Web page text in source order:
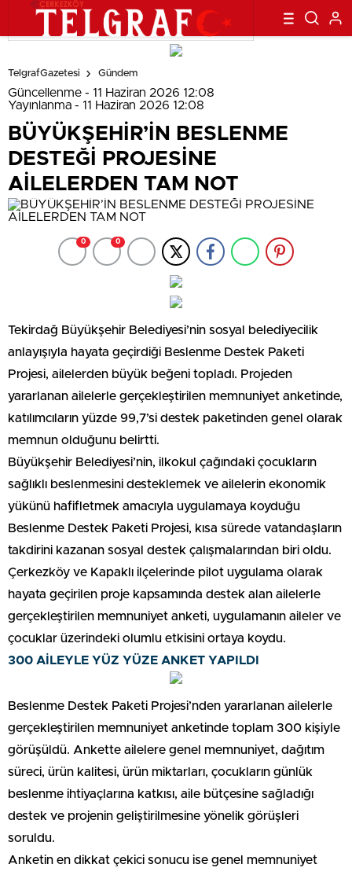
TelgrafGazetesi Gündem
Güncellenme - 11 Haziran 2026 12:08
Yayınlanma - 11 Haziran 2026 12:08
BÜYÜKŞEHİR’İN BESLENME
DESTEĞİ PROJESİNE
AİLELERDEN TAM NOT
0 0
Tekirdağ Büyükşehir Belediyesi’nin sosyal belediyecilik
anlayışıyla hayata geçirdiği Beslenme Destek Paketi
Projesi, ailelerden büyük beğeni topladı. Projeden
yararlanan ailelerle gerçekleştirilen memnuniyet anketinde,
katılımcıların yüzde 99,7’si destek paketinden genel olarak
memnun olduğunu belirtti.
Büyükşehir Belediyesi’nin, ilkokul çağındaki çocukların
sağlıklı beslenmesini desteklemek ve ailelerin ekonomik
yükünü hafifletmek amacıyla uygulamaya koyduğu
Beslenme Destek Paketi Projesi, kısa sürede vatandaşların
takdirini kazanan sosyal destek çalışmalarından biri oldu.
Çerkezköy ve Kapaklı ilçelerinde pilot uygulama olarak
hayata geçirilen proje kapsamında destek alan ailelerle
gerçekleştirilen memnuniyet anketi, uygulamanın aileler ve
çocuklar üzerindeki olumlu etkisini ortaya koydu.
300 AİLEYLE YÜZ YÜZE ANKET YAPILDI
Beslenme Destek Paketi Projesi’nden yararlanan ailelerle
gerçekleştirilen memnuniyet anketinde toplam 300 kişiyle
görüşüldü. Ankette ailelere genel memnuniyet, dağıtım
süreci, ürün kalitesi, ürün miktarları, çocukların günlük
beslenme ihtiyaçlarına katkısı, aile bütçesine sağladığı
destek ve projenin geliştirilmesine yönelik görüşleri
soruldu.
Anketin en dikkat çekici sonucu ise genel memnuniyet